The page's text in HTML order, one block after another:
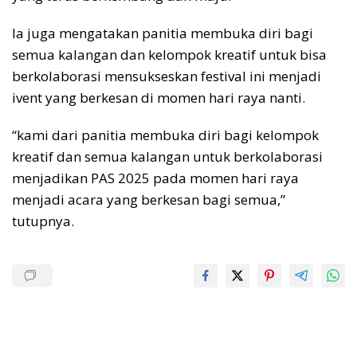
Ia juga mengatakan panitia membuka diri bagi
semua kalangan dan kelompok kreatif untuk bisa
berkolaborasi mensukseskan festival ini menjadi
ivent yang berkesan di momen hari raya nanti.
“kami dari panitia membuka diri bagi kelompok
kreatif dan semua kalangan untuk berkolaborasi
menjadikan PAS 2025 pada momen hari raya
menjadi acara yang berkesan bagi semua,”
tutupnya.